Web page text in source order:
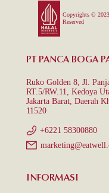
Copyrights ©
Reserved
PT PANCA BOGA
Ruko Golden 8, Jl.
RT.5/RW.11, Kedoya
Jakarta Barat, Daerah
11520
+6221 58300880
INFORMASI